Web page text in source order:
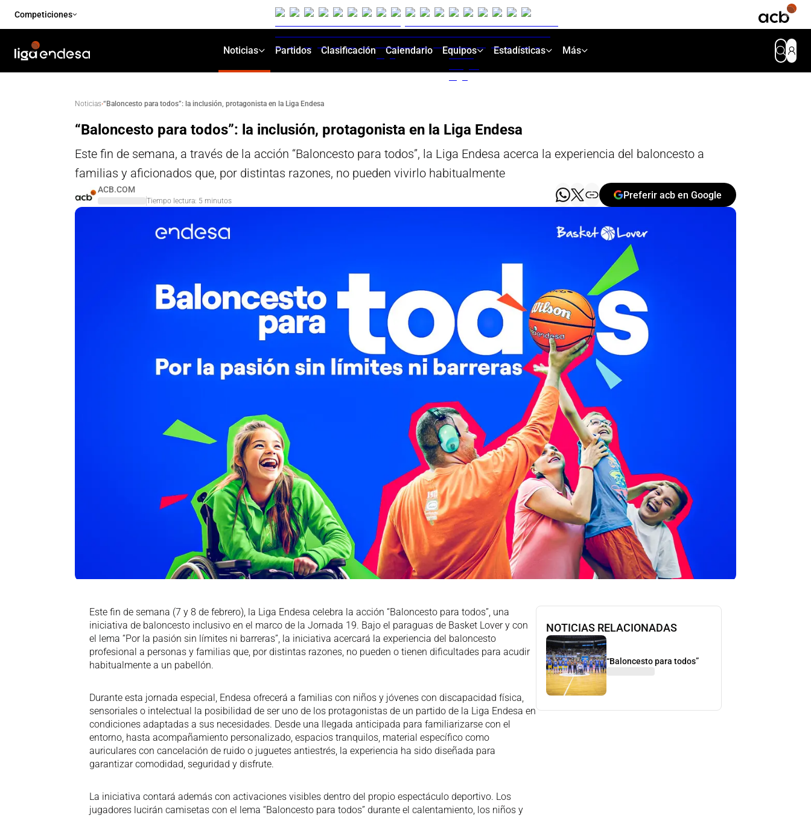
Competiciones
Noticias Partidos Clasificación Calendario Equipos Estadísticas Más
Noticias·“Baloncesto para todos”: la inclusión, protagonista en la Liga Endesa
“Baloncesto para todos”: la inclusión, protagonista en la Liga Endesa
Este fin de semana, a través de la acción “Baloncesto para todos”, la Liga Endesa acerca la experiencia del baloncesto a
familias y aficionados que, por distintas razones, no pueden vivirlo habitualmente
ACB.COM
Tiempo lectura: 5 minutos
Preferir acb en Google
Este fin de semana (7 y 8 de febrero), la Liga Endesa celebra la acción “Baloncesto para todos”, una
iniciativa de baloncesto inclusivo en el marco de la Jornada 19. Bajo el paraguas de Basket Lover y con
el lema “Por la pasión sin límites ni barreras”, la iniciativa acercará la experiencia del baloncesto
profesional a personas y familias que, por distintas razones, no pueden o tienen dificultades para acudir
habitualmente a un pabellón.
Durante esta jornada especial, Endesa ofrecerá a familias con niños y jóvenes con discapacidad física,
sensoriales o intelectual la posibilidad de ser uno de los protagonistas de un partido de la Liga Endesa en
condiciones adaptadas a sus necesidades. Desde una llegada anticipada para familiarizarse con el
entorno, hasta acompañamiento personalizado, espacios tranquilos, material específico como
auriculares con cancelación de ruido o juguetes antiestrés, la experiencia ha sido diseñada para
garantizar comodidad, seguridad y disfrute.
La iniciativa contará además con activaciones visibles dentro del propio espectáculo deportivo. Los
jugadores lucirán camisetas con el lema “Baloncesto para todos” durante el calentamiento, los niños y
NOTICIAS RELACIONADAS
“Baloncesto para todos”